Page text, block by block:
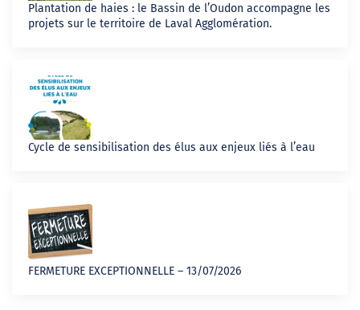
Plantation de haies : le Bassin de l’Oudon accompagne les
projets sur le territoire de Laval Agglomération.
Cycle de sensibilisation des élus aux enjeux liés à l’eau
FERMETURE EXCEPTIONNELLE – 13/07/2026